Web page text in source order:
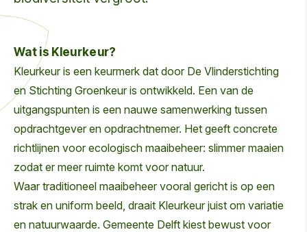
Wat is Kleurkeur?
Kleurkeur is een keurmerk dat door De Vlinderstichting
en Stichting Groenkeur is ontwikkeld. Een van de
uitgangspunten is een nauwe samenwerking tussen
opdrachtgever en opdrachtnemer. Het geeft concrete
richtlijnen voor ecologisch maaibeheer: slimmer maaien
zodat er meer ruimte komt voor natuur.
Waar traditioneel maaibeheer vooral gericht is op een
strak en uniform beeld, draait Kleurkeur juist om variatie
en natuurwaarde. Gemeente Delft kiest bewust voor